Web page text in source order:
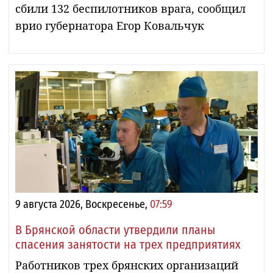
сбили 132 беспилотников врага, сообщил
врио губернатора Егор Ковальчук
9 августа 2026, Воскресенье, 07:59
В Брянской области утвердили планы
спасения занятости на трех предприятиях
Работников трех брянских организаций